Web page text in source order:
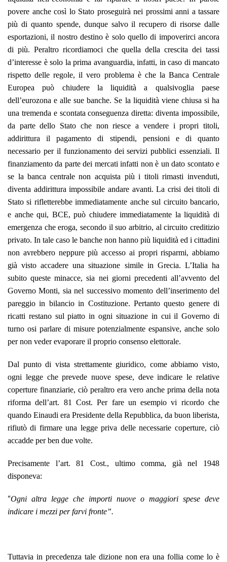
povere anche così lo Stato proseguirà nei prossimi anni a tassare
più di quanto spende, dunque salvo il recupero di risorse dalle
esportazioni, il nostro destino è solo quello di impoverirci ancora
di più. Peraltro ricordiamoci che quella della crescita dei tassi
d’interesse è solo la prima avanguardia, infatti, in caso di mancato
rispetto delle regole, il vero problema è che la Banca Centrale
Europea può chiudere la liquidità a qualsivoglia paese
dell’eurozona e alle sue banche. Se la liquidità viene chiusa si ha
una tremenda e scontata conseguenza diretta: diventa impossibile,
da parte dello Stato che non riesce a vendere i propri titoli,
addirittura il pagamento di stipendi, pensioni e di quanto
necessario per il funzionamento dei servizi pubblici essenziali. Il
finanziamento da parte dei mercati infatti non è un dato scontato e
se la banca centrale non acquista più i titoli rimasti invenduti,
diventa addirittura impossibile andare avanti. La crisi dei titoli di
Stato si rifletterebbe immediatamente anche sul circuito bancario,
e anche qui, BCE, può chiudere immediatamente la liquidità di
emergenza che eroga, secondo il suo arbitrio, al circuito creditizio
privato. In tale caso le banche non hanno più liquidità ed i cittadini
non avrebbero neppure più accesso ai propri risparmi, abbiamo
già visto accadere una situazione simile in Grecia. L’Italia ha
subito queste minacce, sia nei giorni precedenti all’avvento del
Governo Monti, sia nel successivo momento dell’inserimento del
pareggio in bilancio in Costituzione. Pertanto questo genere di
ricatti restano sul piatto in ogni situazione in cui il Governo di
turno osi parlare di misure potenzialmente espansive, anche solo
per non veder evaporare il proprio consenso elettorale.
Dal punto di vista strettamente giuridico, come abbiamo visto,
ogni legge che prevede nuove spese, deve indicare le relative
coperture finanziarie, ciò peraltro era vero anche prima della nota
riforma dell’art. 81 Cost. Per fare un esempio vi ricordo che
quando Einaudi era Presidente della Repubblica, da buon liberista,
rifiutò di firmare una legge priva delle necessarie coperture, ciò
accadde per ben due volte.
Precisamente l’art. 81 Cost., ultimo comma, già nel 1948
disponeva:
“Ogni altra legge che importi nuove o maggiori spese deve
indicare i mezzi per farvi fronte”.
Tuttavia in precedenza tale dizione non era una follia come lo è